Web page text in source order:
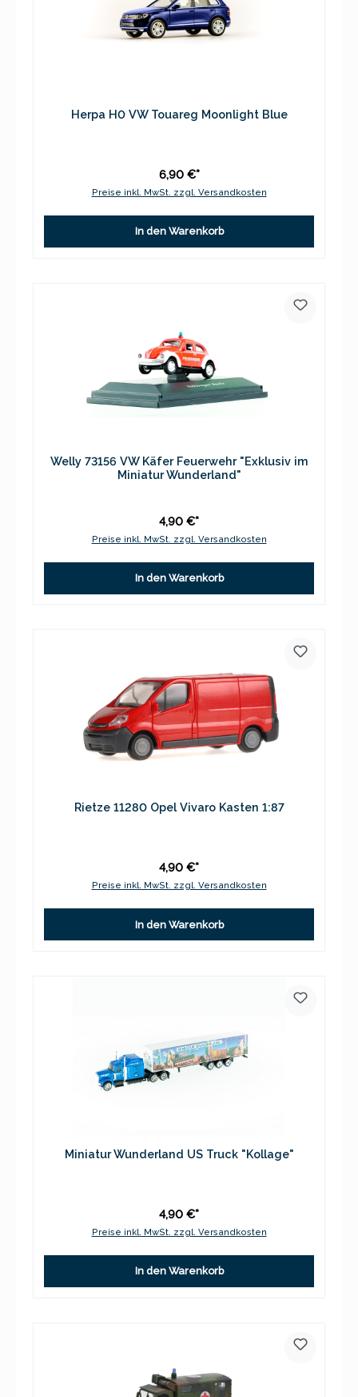
Herpa H0 VW Touareg Moonlight Blue
6,90 €*
Preise inkl. MwSt. zzgl. Versandkosten
In den Warenkorb
Welly 73156 VW Käfer Feuerwehr "Exklusiv im
Miniatur Wunderland"
4,90 €*
Preise inkl. MwSt. zzgl. Versandkosten
In den Warenkorb
Rietze 11280 Opel Vivaro Kasten 1:87
4,90 €*
Preise inkl. MwSt. zzgl. Versandkosten
In den Warenkorb
Miniatur Wunderland US Truck "Kollage"
4,90 €*
Preise inkl. MwSt. zzgl. Versandkosten
In den Warenkorb